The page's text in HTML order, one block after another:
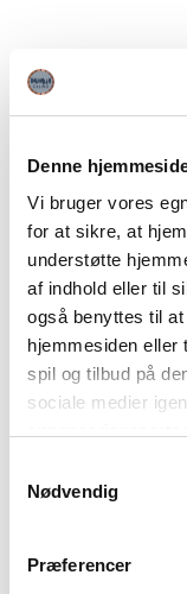
Denne
Vi bruger vores
for at sikre, at
understøtte
af indhold eller til
også benyttes til
hjemmesiden eller
spil og tilbud på
sociale medier
Du kan læse mere
"Detaljer" eller
Nødvendig
Præferencer